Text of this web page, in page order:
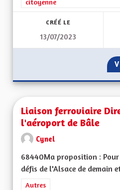
citoyenne
CRÉÉ LE
13/07/2023
Liaison ferroviaire
l'aéroport de Bâle
Cynel
68440Ma proposition :
défis de l'Alsace de demain
Filtrer les résultats de la
Autres